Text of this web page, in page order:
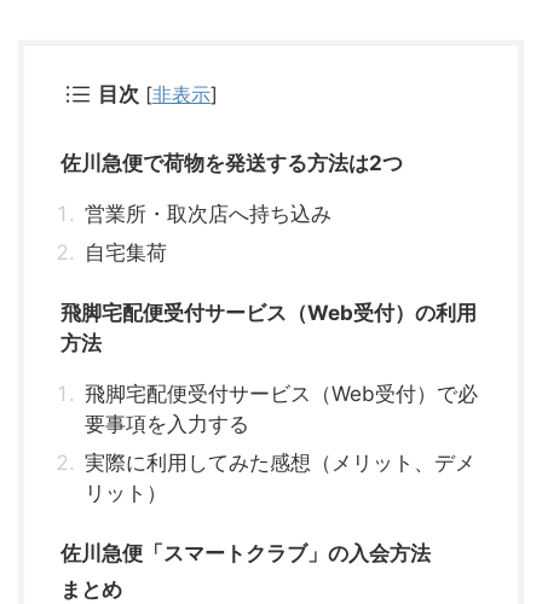
目次 [非表示]
佐川急便で荷物を発送する方法は2つ
営業所・取次店へ持ち込み
自宅集荷
飛脚宅配便受付サービス（Web受付）の利用
方法
飛脚宅配便受付サービス（Web受付）で必
要事項を入力する
実際に利用してみた感想（メリット、デメ
リット）
佐川急便「スマートクラブ」の入会方法
まとめ